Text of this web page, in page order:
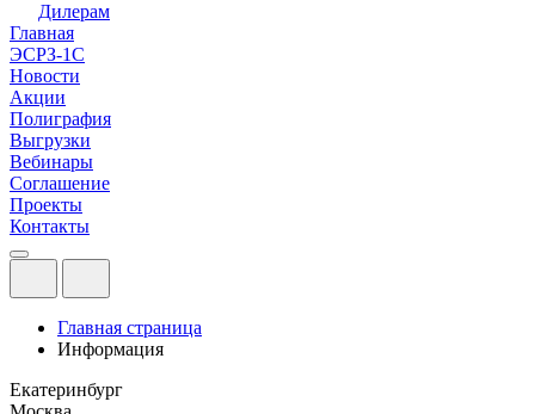
Дилерам
Главная
ЭСРЗ-1С
Новости
Акции
Полиграфия
Выгрузки
Вебинары
Соглашение
Проекты
Контакты
Главная страница
Информация
Екатеринбург